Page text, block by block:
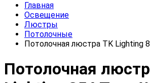
Главная
Освещение
Люстры
Потолочные
Потолочная люстра TK Lighting
Потолочная